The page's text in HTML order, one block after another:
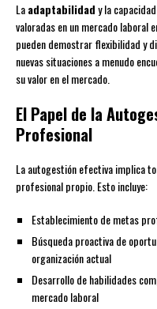
Laadaptabilidady la
valoradas en un mercado laboral
pueden demostrar flexibilidad y
nuevas situaciones a menudo
su valor en el mercado.
El Papel de la
Profesional
La autogestión efectiva implica
profesional propio. Esto incluye:
Establecimiento de metas
Búsqueda proactiva de
organización actual
Desarrollo de habilidades
mercado laboral